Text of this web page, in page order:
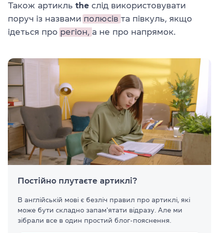
Також артикль the слід використовувати
поруч із назвами полюсів та півкуль, якщо
ідеться про регіон, а не про напрямок.
Постійно плутаєте артиклі?
В англійській мові є безліч правил про артиклі, які
може бути складно запам'ятати відразу. Але ми
зібрали все в один простий блог-пояснення.